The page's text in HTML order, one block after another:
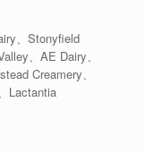
、Stonyfield
、AE Dairy、
Creamery、
Lactantia